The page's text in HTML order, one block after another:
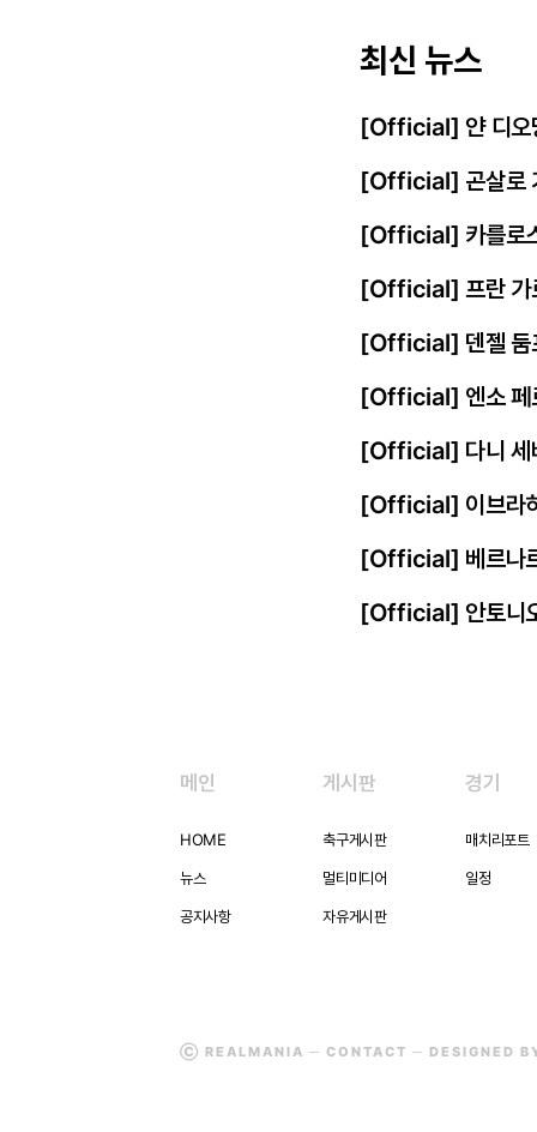
최신 뉴스
[Official] 얀 디오
[Official] 곤살로
[Official] 카를로
[Official] 프란 가
[Official] 덴젤 둠
[Official] 엔소 페
[Official] 다니 세
[Official] 이브라
[Official] 베르나
[Official] 안토니
메인
HOME
뉴스
공지사항
게시판
축구게시판
멀티미디어
자유게시판
경기
매치리포트
일정
Ⓒ REALMANIA ─ CONTACT ─ DESIGNED